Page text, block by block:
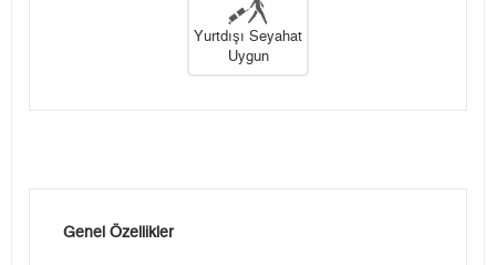
Yurtdışı Seyahat
Uygun
Genel Özellikler